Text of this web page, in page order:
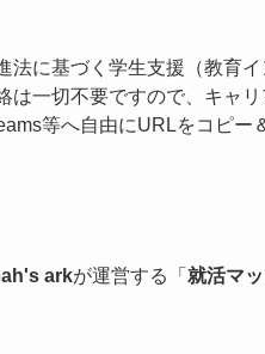
法に基づく学生支援（教育
一切不要ですので、キャ
等へ自由にURLをコピー
arkが運営する「 就活マ